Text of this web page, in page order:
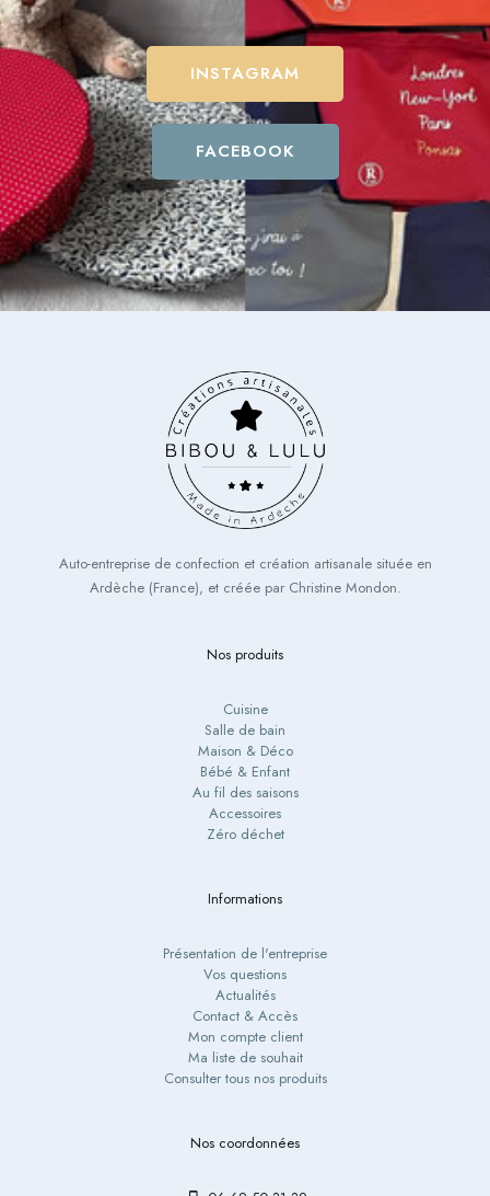
INSTAGRAM
FACEBOOK
Auto-entreprise de confection et création artisanale située en
Ardèche (France), et créée par Christine Mondon.
Nos produits
Cuisine
Salle de bain
Maison & Déco
Bébé & Enfant
Au fil des saisons
Accessoires
Zéro déchet
Informations
Présentation de l'entreprise
Vos questions
Actualités
Contact & Accès
Mon compte client
Ma liste de souhait
Consulter tous nos produits
Nos coordonnées